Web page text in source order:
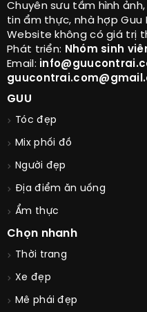
Chuyên sưu tầm hình
tin ẩm thực, nhà hợp Guu
Website không có giá trị
Phát triển: Nhóm sinh
Email:
GUU
Tóc đẹp
Mix phối đồ
Người đẹp
Địa điểm ăn uống
Ẩm thực
Chọn nhanh
Thời trang
Xe đẹp
Mê phái đẹp